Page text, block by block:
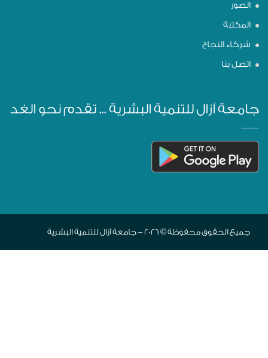
الصور
المكتبة
شركاء النجاح
اتصل بنا
جامعة آزال للتنمية البشرية ... تقدم نحو الغد
جميع الحقوق محفوظة © 2026 - جامعة آزال للتنمية البشرية